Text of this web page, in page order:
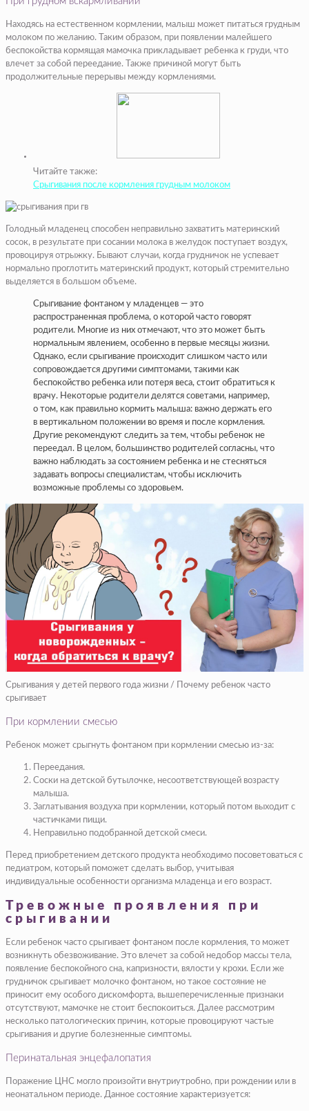
Находясь на естественном кормлении, малыш может питаться грудным
молоком по желанию. Таким образом, при появлении малейшего
беспокойства кормящая мамочка прикладывает ребенка к груди, что
влечет за собой переедание. Также причиной могут быть
продолжительные перерывы между кормлениями.
Читайте также:
Срыгивания после кормления грудным молоком
Голодный младенец способен неправильно захватить материнский
сосок, в результате при сосании молока в желудок поступает воздух,
провоцируя отрыжку. Бывают случаи, когда грудничок не успевает
нормально проглотить материнский продукт, который стремительно
выделяется в большом объеме.
Срыгивание фонтаном у младенцев — это
распространенная проблема, о которой часто говорят
родители. Многие из них отмечают, что это может быть
нормальным явлением, особенно в первые месяцы жизни.
Однако, если срыгивание происходит слишком часто или
сопровождается другими симптомами, такими как
беспокойство ребенка или потеря веса, стоит обратиться к
врачу. Некоторые родители делятся советами, например,
о том, как правильно кормить малыша: важно держать его
в вертикальном положении во время и после кормления.
Другие рекомендуют следить за тем, чтобы ребенок не
переедал. В целом, большинство родителей согласны, что
важно наблюдать за состоянием ребенка и не стесняться
задавать вопросы специалистам, чтобы исключить
возможные проблемы со здоровьем.
Срыгивания у детей первого года жизни / Почему ребенок часто
срыгивает
При кормлении смесью
Ребенок может срыгнуть фонтаном при кормлении смесью из-за:
Переедания.
Соски на детской бутылочке, несоответствующей возрасту
малыша.
Заглатывания воздуха при кормлении, который потом выходит с
частичками пищи.
Неправильно подобранной детской смеси.
Перед приобретением детского продукта необходимо посоветоваться с
педиатром, который поможет сделать выбор, учитывая
индивидуальные особенности организма младенца и его возраст.
Тревожные проявления при
срыгивании
Если ребенок часто срыгивает фонтаном после кормления, то может
возникнуть обезвоживание. Это влечет за собой недобор массы тела,
появление беспокойного сна, капризности, вялости у крохи. Если же
грудничок срыгивает молочко фонтаном, но такое состояние не
приносит ему особого дискомфорта, вышеперечисленные признаки
отсутствуют, мамочке не стоит беспокоиться. Далее рассмотрим
несколько патологических причин, которые провоцируют частые
срыгивания и другие болезненные симптомы.
Перинатальная энцефалопатия
Поражение ЦНС могло произойти внутриутробно, при рождении или в
неонатальном периоде. Данное состояние характеризуется: